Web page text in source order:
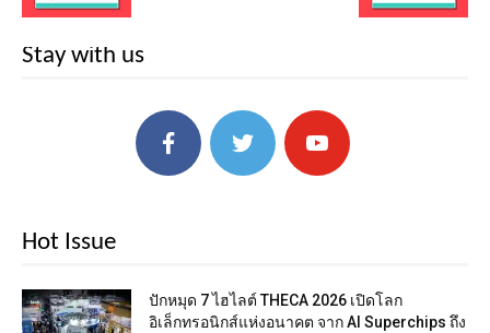
Stay with us
Hot Issue
ปักหมุด 7 ไฮไลต์ THECA 2026 เปิดโลก
อิเล็กทรอนิกส์แห่งอนาคต จาก AI Superchips ถึง